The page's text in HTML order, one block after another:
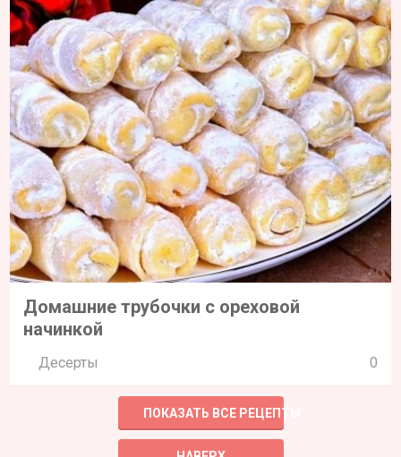
Домашние трубочки с ореховой
начинкой
Десерты 0
ПОКАЗАТЬ ВСЕ РЕЦЕПТЫ